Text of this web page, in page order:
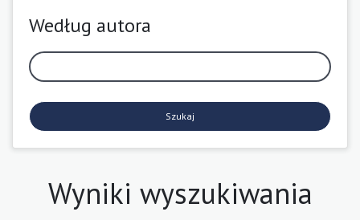
Według autora
Szukaj
Wyniki wyszukiwania